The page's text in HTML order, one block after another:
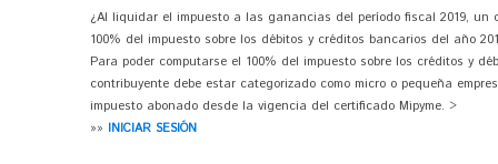
¿Al liquidar el impuesto a las ganancias del período fiscal 2019, un
100% del impuesto sobre los débitos y créditos bancarios del año
Para poder computarse el 100% del impuesto sobre los créditos y
contribuyente debe estar categorizado como micro o pequeña
impuesto abonado desde la vigencia del certificado Mipyme. >
»» INICIAR SESIÓN